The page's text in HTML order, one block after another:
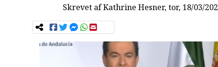
Skrevet afKathrine Hesner, tor, 18/03/